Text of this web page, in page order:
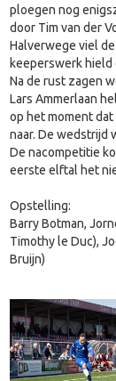
ploegen nog
door Tim van der
Halverwege viel
keeperswerk hield
Na de rust zagen
Lars Ammerlaan
op het moment
naar. De wedstrijd
De nacompetitie
eerste elftal het
Opstelling:
Barry Botman,
Timothy le Duc),
Bruijn)